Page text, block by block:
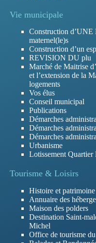
Vie municipale
Construction d’UNE
maternel(le)s
Construction d’un
REVISION DU plu
Marché de Maitrise
et l’extension de la
logements
Vos élus
Conseil municipal
Publications
Démarches
Démarches
Démarches
Urbanisme
Lotissement
Tourisme & Loisirs
Histoire et patrimoine
Annuaire des
Maison des polders
Destination Saint-
Michel
Office de tourisme